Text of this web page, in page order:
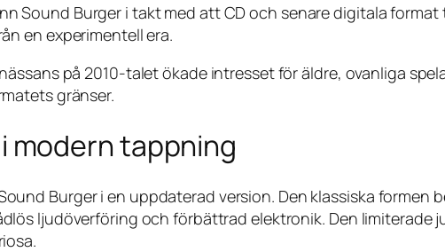
Sound Burger i takt med att CD och senare digitala
en experimentell era.
på 2010-talet ökade intresset för äldre, ovanliga
gränser.
modern tappning
Burger i en uppdaterad version. Den klassiska
ljudöverföring och förbättrad elektronik. Den